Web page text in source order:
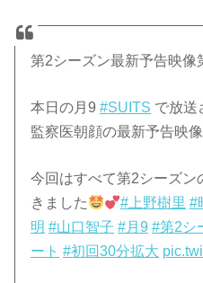
第2シーズン最新予告映像
本日の月9#SUITS で放送
監察医朝顔の最新予告映像
今回はすべて第2シーズ
きました
#上野樹里 #
明 #山口智子 #月9 #第2シ
ート #初回30分拡大